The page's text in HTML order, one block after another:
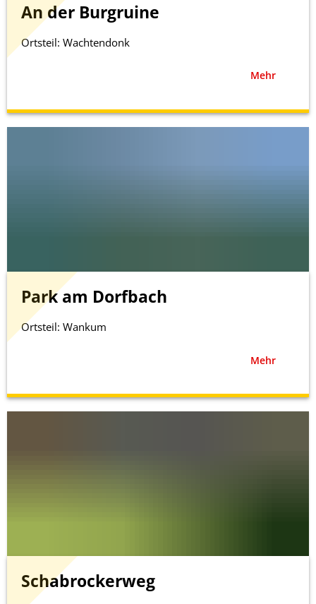
An der Burgruine
Ortsteil: Wachtendonk
Mehr
Park am Dorfbach
Ortsteil: Wankum
Mehr
Schabrockerweg